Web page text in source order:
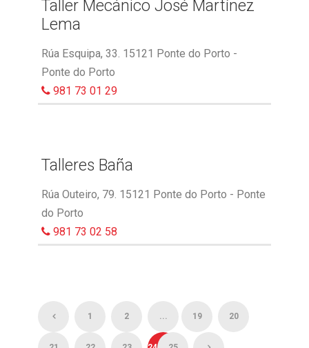
Taller Mecánico José Martínez
Lema
Rúa Esquipa, 33. 15121 Ponte do Porto -
Ponte do Porto
981 73 01 29
Talleres Baña
Rúa Outeiro, 79. 15121 Ponte do Porto - Ponte
do Porto
981 73 02 58
1 2 ... 19 20